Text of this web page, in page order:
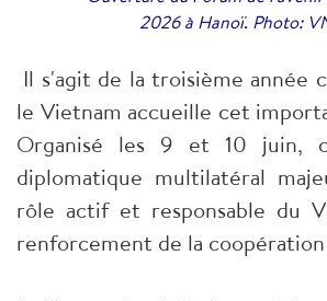
2026 à Hanoï. Photo:
Il s'agit de la troisième année
le Vietnam accueille cet
Organisé les 9 et 10 juin,
diplomatique multilatéral
rôle actif et responsable du
renforcement de la